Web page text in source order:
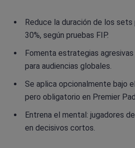
Reduce la duración de los
30%, según pruebas FIP.
Fomenta estrategias
para audiencias globales.
Se aplica opcionalmente bajo
pero obligatorio en Premier
Entrena el mental: jugadores
en decisivos cortos.